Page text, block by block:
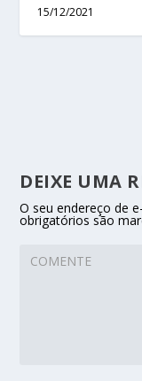
15/12/2021
DEIXE UMA
O seu endereço de
obrigatórios são